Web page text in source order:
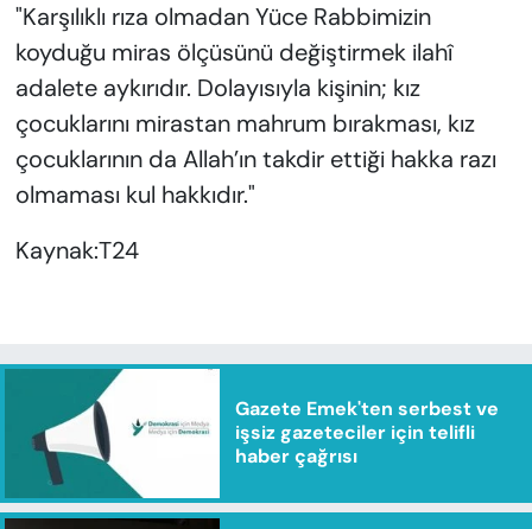
"Karşılıklı rıza olmadan Yüce Rabbimizin
koyduğu miras ölçüsünü değiştirmek ilahî
adalete aykırıdır. Dolayısıyla kişinin; kız
çocuklarını mirastan mahrum bırakması, kız
çocuklarının da Allah’ın takdir ettiği hakka razı
olmaması kul hakkıdır."
Kaynak:T24
Gazete Emek'ten serbest ve
işsiz gazeteciler için telifli
haber çağrısı